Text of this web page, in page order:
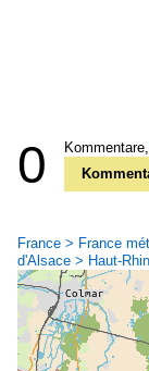
0 Kommentare,
France > France
d'Alsace > Haut-